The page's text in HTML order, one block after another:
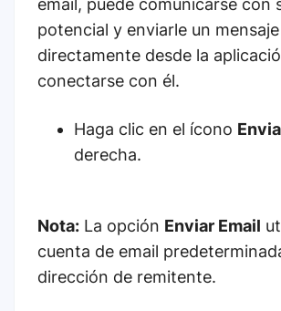
email, puede comunicarse con
potencial y enviarle un mensaje
directamente desde la
conectarse con él.
Haga clic en el ícono
derecha.
Nota: La opción Enviar Email
cuenta de email
dirección de remitente.